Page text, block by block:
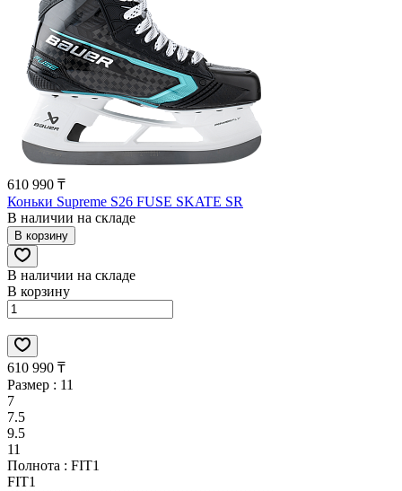
610 990 ₸
Коньки Supreme S26 FUSE SKATE SR
В наличии на складе
В корзину
В наличии на складе
В корзину
610 990 ₸
Размер : 11
7
7.5
9.5
11
Полнота : FIT1
FIT1